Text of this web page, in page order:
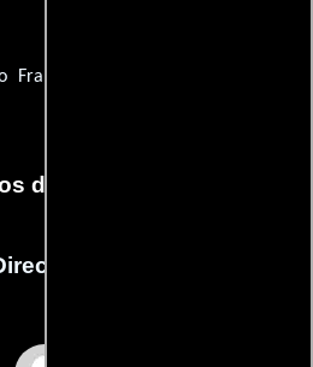
Francia: Tous publics
de la película Property